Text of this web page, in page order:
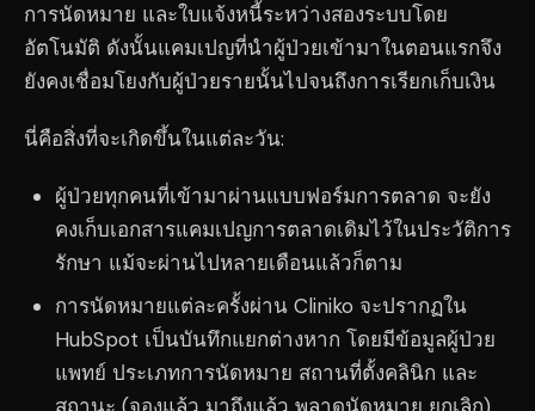
การนัดหมาย และใบแจ้งหนี้ระหว่างสองระบบโดย
อัตโนมัติ ดังนั้นแคมเปญที่นำผู้ป่วยเข้ามาในตอนแรกจึง
ยังคงเชื่อมโยงกับผู้ป่วยรายนั้นไปจนถึงการเรียกเก็บเงิน
นี่คือสิ่งที่จะเกิดขึ้นในแต่ละวัน:
ผู้ป่วยทุกคนที่เข้ามาผ่านแบบฟอร์มการตลาด จะยัง
คงเก็บเอกสารแคมเปญการตลาดเดิมไว้ในประวัติการ
รักษา แม้จะผ่านไปหลายเดือนแล้วก็ตาม
การนัดหมายแต่ละครั้งผ่าน Cliniko จะปรากฏใน
HubSpot เป็นบันทึกแยกต่างหาก โดยมีข้อมูลผู้ป่วย
แพทย์ ประเภทการนัดหมาย สถานที่ตั้งคลินิก และ